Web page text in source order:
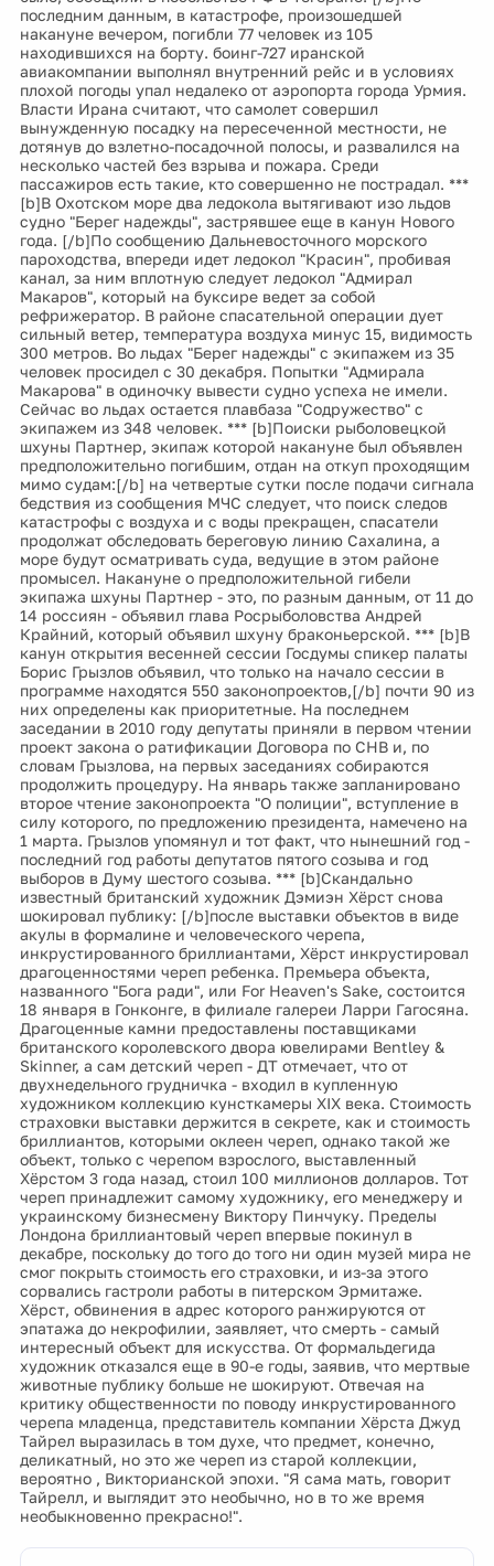
последним данным, в катастрофе, произошедшей
накануне вечером, погибли 77 человек из 105
находившихся на борту. боинг-727 иранской
авиакомпании выполнял внутренний рейс и в условиях
плохой погоды упал недалеко от аэропорта города Урмия.
Власти Ирана считают, что самолет совершил
вынужденную посадку на пересеченной местности, не
дотянув до взлетно-посадочной полосы, и развалился на
несколько частей без взрыва и пожара. Среди
пассажиров есть такие, кто совершенно не пострадал. ***
[b]В Охотском море два ледокола вытягивают изо льдов
судно "Берег надежды", застрявшее еще в канун Нового
года. [/b]По сообщению Дальневосточного морского
пароходства, впереди идет ледокол "Красин", пробивая
канал, за ним вплотную следует ледокол "Адмирал
Макаров", который на буксире ведет за собой
рефрижератор. В районе спасательной операции дует
сильный ветер, температура воздуха минус 15, видимость
300 метров. Во льдах "Берег надежды" с экипажем из 35
человек просидел с 30 декабря. Попытки "Адмирала
Макарова" в одиночку вывести судно успеха не имели.
Сейчас во льдах остается плавбаза "Содружество" с
экипажем из 348 человек. *** [b]Поиски рыболовецкой
шхуны Партнер, экипаж которой накануне был объявлен
предположительно погибшим, отдан на откуп проходящим
мимо судам:[/b] на четвертые сутки после подачи сигнала
бедствия из сообщения МЧС следует, что поиск следов
катастрофы с воздуха и с воды прекращен, спасатели
продолжат обследовать береговую линию Сахалина, а
море будут осматривать суда, ведущие в этом районе
промысел. Накануне о предположительной гибели
экипажа шхуны Партнер - это, по разным данным, от 11 до
14 россиян - объявил глава Росрыболовства Андрей
Крайний, который объявил шхуну браконьерской. *** [b]В
канун открытия весенней сессии Госдумы спикер палаты
Борис Грызлов объявил, что только на начало сессии в
программе находятся 550 законопроектов,[/b] почти 90 из
них определены как приоритетные. На последнем
заседании в 2010 году депутаты приняли в первом чтении
проект закона о ратификации Договора по СНВ и, по
словам Грызлова, на первых заседаниях собираются
продолжить процедуру. На январь также запланировано
второе чтение законопроекта "О полиции", вступление в
силу которого, по предложению президента, намечено на
1 марта. Грызлов упомянул и тот факт, что нынешний год -
последний год работы депутатов пятого созыва и год
выборов в Думу шестого созыва. *** [b]Скандально
известный британский художник Дэмиэн Хёрст снова
шокировал публику: [/b]после выставки объектов в виде
акулы в формалине и человеческого черепа,
инкрустированного бриллиантами, Хёрст инкрустировал
драгоценностями череп ребенка. Премьера объекта,
названного "Бога ради", или For Heaven's Sake, состоится
18 января в Гонконге, в филиале галереи Ларри Гагосяна.
Драгоценные камни предоставлены поставщиками
британского королевского двора ювелирами Bentley &
Skinner, а сам детский череп - ДТ отмечает, что от
двухнедельного грудничка - входил в купленную
художником коллекцию кунсткамеры XIX века. Стоимость
страховки выставки держится в секрете, как и стоимость
бриллиантов, которыми оклеен череп, однако такой же
объект, только с черепом взрослого, выставленный
Хёрстом 3 года назад, стоил 100 миллионов долларов. Тот
череп принадлежит самому художнику, его менеджеру и
украинскому бизнесмену Виктору Пинчуку. Пределы
Лондона бриллиантовый череп впервые покинул в
декабре, поскольку до того до того ни один музей мира не
смог покрыть стоимость его страховки, и из-за этого
сорвались гастроли работы в питерском Эрмитаже.
Хёрст, обвинения в адрес которого ранжируются от
эпатажа до некрофилии, заявляет, что смерть - самый
интересный объект для искусства. От формальдегида
художник отказался еще в 90-е годы, заявив, что мертвые
животные публику больше не шокируют. Отвечая на
критику общественности по поводу инкрустированного
черепа младенца, представитель компании Хёрста Джуд
Тайрел выразилась в том духе, что предмет, конечно,
деликатный, но это же череп из старой коллекции,
вероятно , Викторианской эпохи. "Я сама мать, говорит
Тайрелл, и выглядит это необычно, но в то же время
необыкновенно прекрасно!".